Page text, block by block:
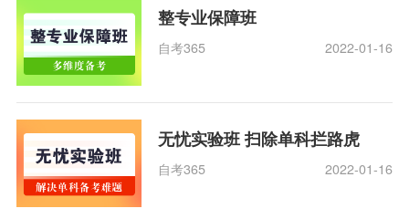
整专业保障班
自考365 2022-01-16
无忧实验班 扫除单科拦路虎
自考365 2022-01-16